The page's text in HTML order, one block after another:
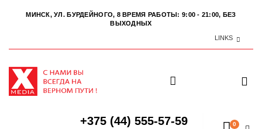
МИНСК, УЛ. БУРДЕЙНОГО, 8 ВРЕМЯ РАБОТЫ: 9:00 - 21:00, БЕЗ
ВЫХОДНЫХ
LINKS
+375 (44) 555-57-59
0